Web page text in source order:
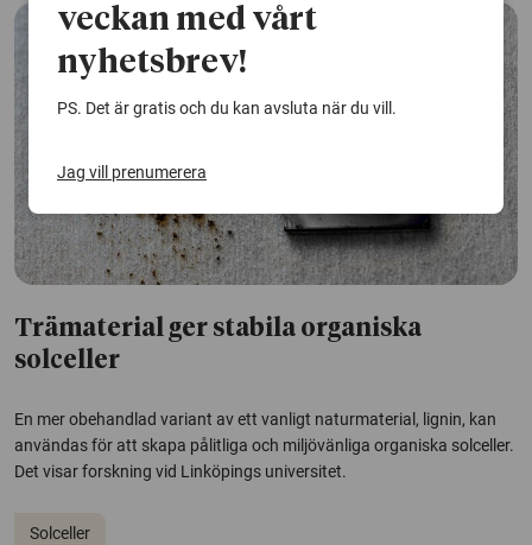
Trämaterial ger stabila organiska
solceller
En mer obehandlad variant av ett vanligt naturmaterial, lignin, kan
användas för att skapa pålitliga och miljövänliga organiska solceller.
Det visar forskning vid Linköpings universitet.
Solceller
veckan med vårt
nyhetsbrev!
PS. Det är gratis och du kan avsluta när du vill.
Jag vill prenumerera